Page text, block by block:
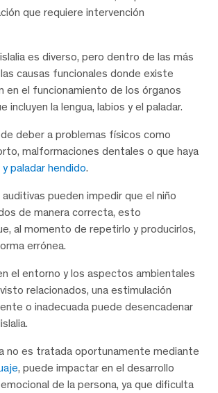
que requiere intervención
es diverso, pero dentro de las más
causas funcionales donde existe
en el funcionamiento de los órganos
incluyen la lengua, labios y el paladar.
deber a problemas físicos como
malformaciones dentales o que haya
y paladar hendido.
pueden impedir que el niño
de manera correcta, esto
al momento de repetirlo y producirlos,
errónea.
el entorno y los aspectos ambientales
relacionados, una estimulación
o inadecuada puede desencadenar
no es tratada oportunamente mediante
, puede impactar en el desarrollo
de la persona, ya que dificulta